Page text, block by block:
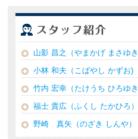
山影 昌之（やまかげ まさゆき
小林 和夫（こばやし かずお)
竹内 宏幸（たけうち ひろゆき
福士 貴広（ふくし たかひろ）
野崎 真矢（のざき しんや）